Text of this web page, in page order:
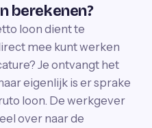
berekenen?
loon dient te
mee kunt werken
Je ontvangt het
eigenlijk is er sprake
loon. De werkgever
over naar de